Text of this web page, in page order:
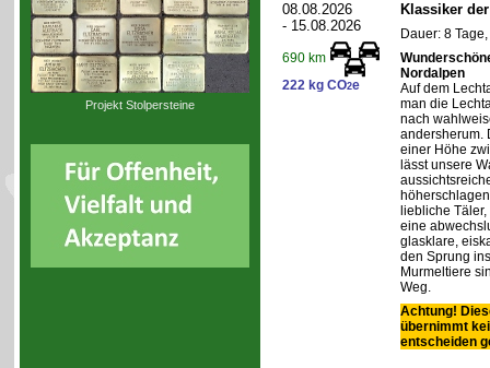
Projekt Stolpersteine
08.08.2026
- 15.08.2026
690 km
222 kg CO2e
Klassiker
Dauer: 8
Nordalpen
Auf dem
man die
nach
andersherum.
einer Höhe
lässt unsere
liebliche
eine
glasklare,
den Sprung
Murmeltiere
Weg.
Achtung!
übernimmt
entscheiden